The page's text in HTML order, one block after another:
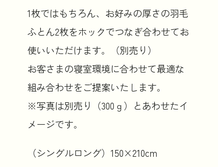
1枚ではもちろん、お好みの厚さの羽毛
ふとん2枚をホックでつなぎ合わせてお
使いいただけます。（別売り）
お客さまの寝室環境に合わせて最適な
組み合わせをご提案いたします。
※写真は別売り（300ｇ）とあわせたイ
メージです。
（シングルロング）150×210cm